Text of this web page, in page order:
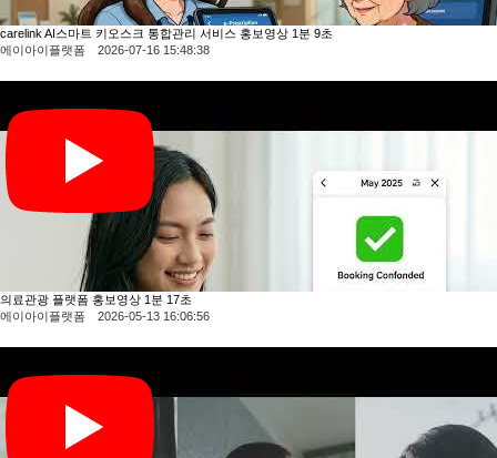
carelink AI스마트 키오스크 통합관리 서비스 홍보영상 1분 9초
에이아이플랫폼 2026-07-16 15:48:38
의료관광 플랫폼 홍보영상 1분 17초
에이아이플랫폼 2026-05-13 16:06:56